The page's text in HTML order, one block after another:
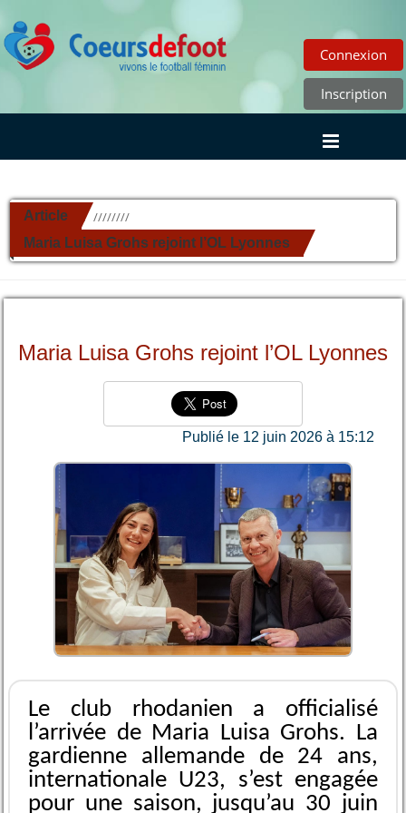
Connexion
Inscription
Article //////////
Maria Luisa Grohs rejoint l’OL Lyonnes
Maria Luisa Grohs rejoint l’OL Lyonnes
Publié le 12 juin 2026 à 15:12
Le club rhodanien a officialisé
l’arrivée de Maria Luisa Grohs. La
gardienne allemande de 24 ans,
internationale U23, s’est engagée
pour une saison, jusqu’au 30 juin